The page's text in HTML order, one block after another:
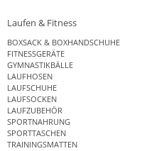
Laufen & Fitness
BOXSACK & BOXHANDSCHUHE
FITNESSGERÄTE
GYMNASTIKBÄLLE
LAUFHOSEN
LAUFSCHUHE
LAUFSOCKEN
LAUFZUBEHÖR
SPORTNAHRUNG
SPORTTASCHEN
TRAININGSMATTEN